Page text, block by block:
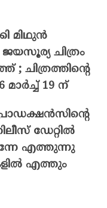
മിഥുൻ
ചിത്രം
; ചിത്രത്തിന്റെ
19 ന്
ഡേറ്റിൽ
എത്തുന്നു
എത്തും